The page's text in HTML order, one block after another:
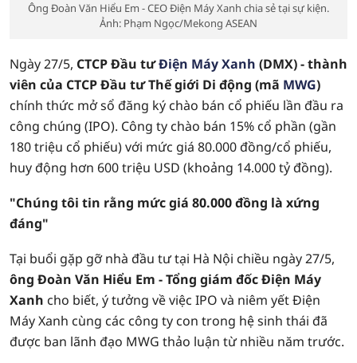
Ông Đoàn Văn Hiểu Em - CEO Điện Máy Xanh chia sẻ tại sự kiện.
Ảnh: Phạm Ngọc/Mekong ASEAN
Ngày 27/5, CTCP Đầu tưĐiện Máy Xanh (DMX) - thành
viên của CTCP Đầu tư Thế giới Di động (mã MWG)
chính thức mở sổ đăng ký chào bán cổ phiếu lần đầu ra
công chúng (IPO). Công ty chào bán 15% cổ phần (gần
180 triệu cổ phiếu) với mức giá 80.000 đồng/cổ phiếu,
huy động hơn 600 triệu USD (khoảng 14.000 tỷ đồng).
"Chúng tôi tin rằng mức giá 80.000 đồng là xứng
đáng"
Tại buổi gặp gỡ nhà đầu tư tại Hà Nội chiều ngày 27/5,
ông Đoàn Văn Hiểu Em - Tổng giám đốc Điện Máy
Xanh cho biết, ý tưởng về việc IPO và niêm yết Điện
Máy Xanh cùng các công ty con trong hệ sinh thái đã
được ban lãnh đạo MWG thảo luận từ nhiều năm trước.